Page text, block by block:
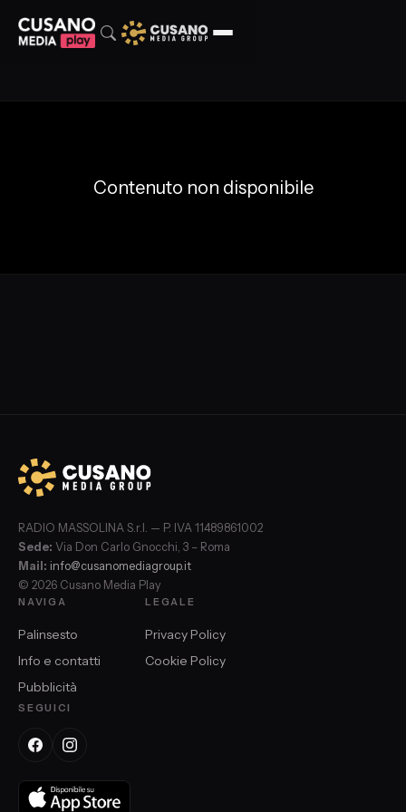
Contenuto non disponibile
RADIO MASSOLINA S.r.l. — P. IVA 11489861002
Sede: Via Don Carlo Gnocchi, 3 – Roma
Mail: info@cusanomediagroup.it
© 2026 Cusano Media Play
NAVIGA
Palinsesto
Info e contatti
Pubblicità
LEGALE
Privacy Policy
Cookie Policy
SEGUICI